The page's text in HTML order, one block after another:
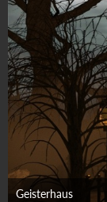
Geisterhaus